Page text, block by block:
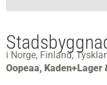
i Norge, Finland,
Oopeaa,